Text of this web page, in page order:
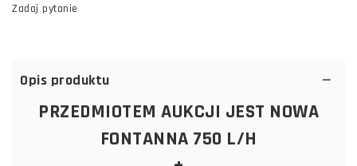
Zadaj pytanie
Opis produktu
PRZEDMIOTEM AUKCJI JEST NOWA
FONTANNA 750 L/H